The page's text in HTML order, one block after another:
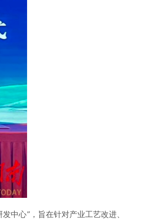
中心”，旨在针对产业工艺改进、